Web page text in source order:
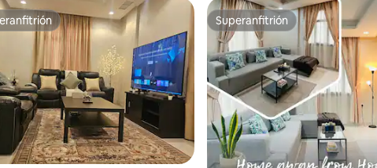
Superanfitrión
Superanfitrión